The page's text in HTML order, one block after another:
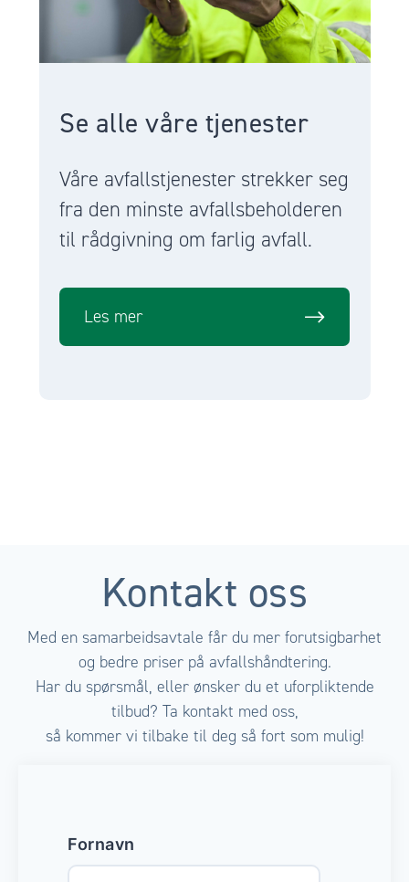
Se alle våre tjenester
Våre avfallstjenester strekker seg
fra den minste avfallsbeholderen
til rådgivning om farlig avfall.
Les mer
Kontakt oss
Med en samarbeidsavtale får du mer forutsigbarhet
og bedre priser på avfallshåndtering.
Har du spørsmål, eller ønsker du et uforpliktende
tilbud? Ta kontakt med oss,
så kommer vi tilbake til deg så fort som mulig!
Fornavn